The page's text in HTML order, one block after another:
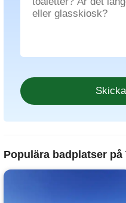
Populära badplatser på